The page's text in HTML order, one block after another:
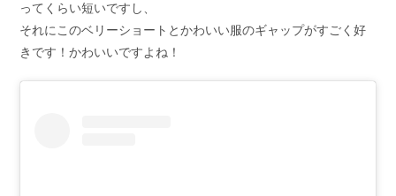
ってくらい短いですし、
それにこのベリーショートとかわいい服のギャップがすごく好
きです！かわいいですよね！